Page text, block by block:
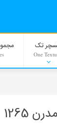
تک
One
Background